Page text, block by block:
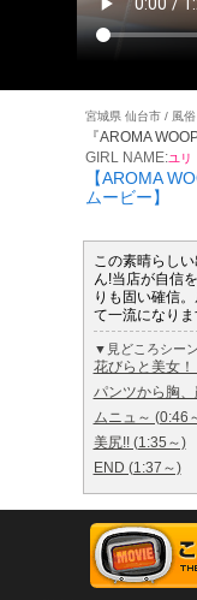
宮城県 仙台市 / 風
『AROMA
GIRL NAME:ユリ
【AROMA
ムービー】
この素晴らし
ん!当店が自信
りも固い確信
て一流になりま
▼見どころシーン
花びらと美女
パンツから胸
ムニュ～ (0:46
美尻!! (1:35～)
END (1:37～)